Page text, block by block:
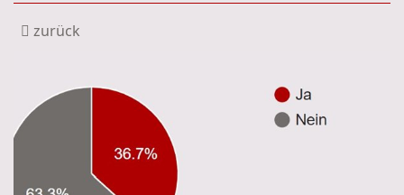
zurück